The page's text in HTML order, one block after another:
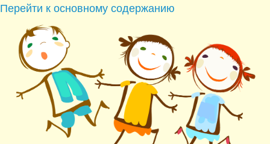
Перейти к основному содержанию